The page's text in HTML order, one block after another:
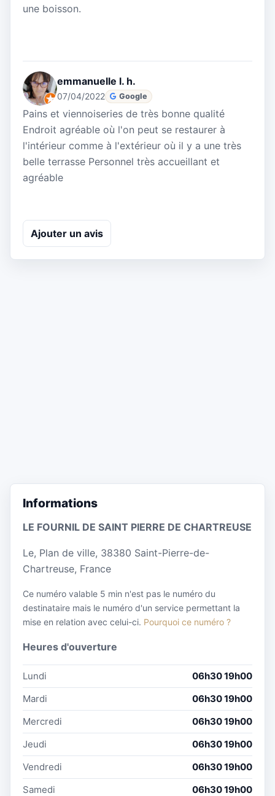
une boisson.
emmanuelle l. h.
07/04/2022 Google
Pains et viennoiseries de très bonne qualité
Endroit agréable où l'on peut se restaurer à
l'intérieur comme à l'extérieur où il y a une très
belle terrasse Personnel très accueillant et
agréable
Ajouter un avis
Informations
LE FOURNIL DE SAINT PIERRE DE CHARTREUSE
Le, Plan de ville, 38380 Saint-Pierre-de-
Chartreuse, France
Ce numéro valable 5 min n'est pas le numéro du
destinataire mais le numéro d'un service permettant la
mise en relation avec celui-ci. Pourquoi ce numéro ?
Heures d'ouverture
Lundi
06h30 19h00
Mardi
06h30 19h00
Mercredi
06h30 19h00
Jeudi
06h30 19h00
Vendredi
06h30 19h00
Samedi
06h30 19h00